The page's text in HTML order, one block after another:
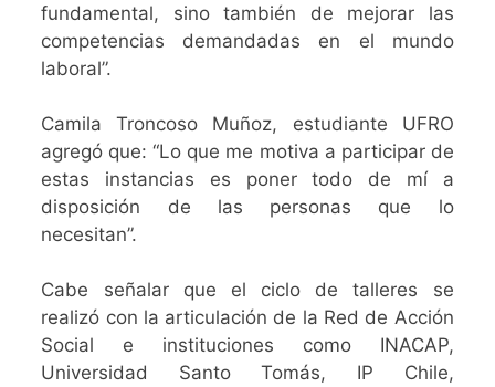
fundamental, sino también de mejorar las
competencias demandadas en el mundo
laboral”.
Camila Troncoso Muñoz, estudiante UFRO
agregó que: “Lo que me motiva a participar de
estas instancias es poner todo de mí a
disposición de las personas que lo
necesitan”.
Cabe señalar que el ciclo de talleres se
realizó con la articulación de la Red de Acción
Social e instituciones como INACAP,
Universidad Santo Tomás, IP Chile,